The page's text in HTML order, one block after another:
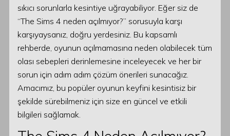
sıkıcı sorunlarla kesintiye uğrayabiliyor. Eğer siz de
“The Sims 4 neden açılmıyor?” sorusuyla karşı
karşıyaysanız, doğru yerdesiniz. Bu kapsamlı
rehberde, oyunun açılmamasına neden olabilecek tüm
olası sebepleri derinlemesine inceleyecek ve her bir
sorun için adım adım çözüm önerileri sunacağız.
Amacımız, bu popüler oyunun keyfini kesintisiz bir
şekilde sürebilmeniz için size en güncel ve etkili
bilgileri sağlamak.